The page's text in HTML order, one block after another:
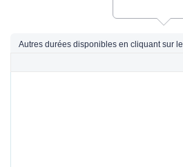
Autres durées disponibles en cliquant sur le